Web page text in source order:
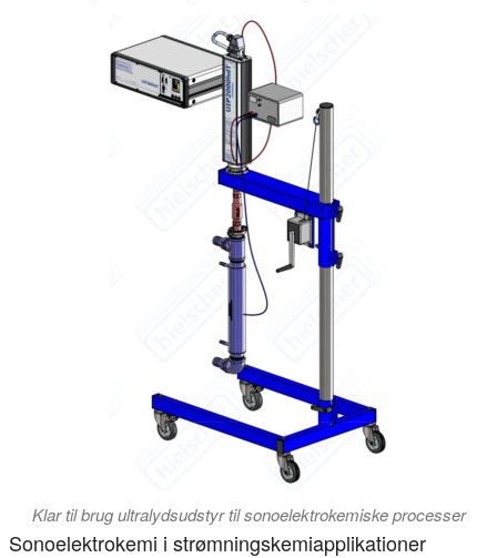
Klar til brug ultralydsudstyr til sonoelektrokemiske processer
Sonoelektrokemi i strømningskemiapplikationer